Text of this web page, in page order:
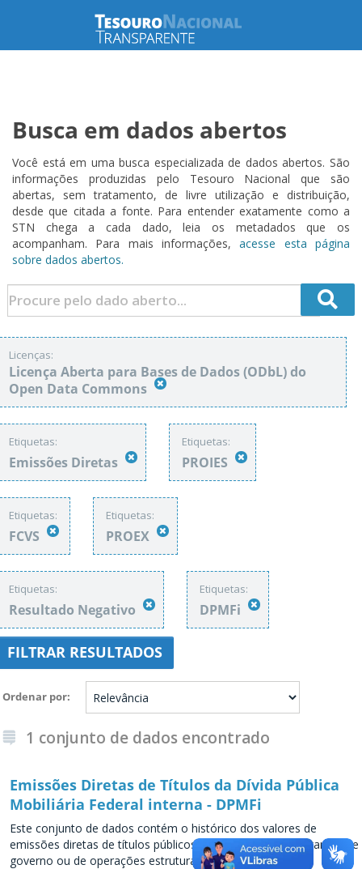
Busca em dados abertos
Você está em uma busca especializada de dados abertos. São
informações produzidas pelo Tesouro Nacional que são
abertas, sem tratamento, de livre utilização e distribuição,
desde que citada a fonte. Para entender exatamente como a
STN chega a cada dado, leia os metadados que os
acompanham. Para mais informações,acesse esta página
sobre dados abertos.
Licenças:
Licença Aberta para Bases de Dados (ODbL) do
Open Data Commons
Etiquetas:
Emissões Diretas
Etiquetas:
PROIES
Etiquetas:
FCVS
Etiquetas:
PROEX
Etiquetas:
Resultado Negativo
Etiquetas:
DPMFi
FILTRAR RESULTADOS
Ordenar por
1 conjunto de dados encontrado
Emissões Diretas de Títulos da Dívida Pública
Mobiliária Federal interna - DPMFi
Este conjunto de dados contém o histórico dos valores de
emissões diretas de títulos públicos, decorrentes de programas de
governo ou de operações estruturadas, a partir de...